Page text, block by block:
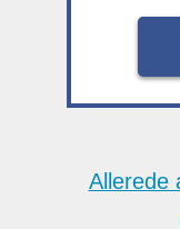
Allerede